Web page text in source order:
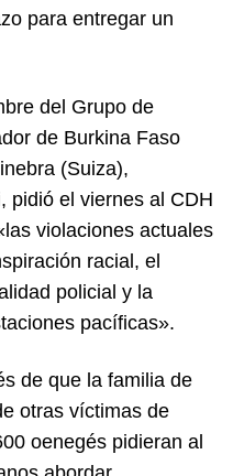
para entregar un
del Grupo de
de Burkina Faso
(Suiza),
pidió el viernes al CDH
violaciones actuales
racial, el
policial y la
pacíficas».
de que la familia de
otras víctimas de
oenegés pidieran al